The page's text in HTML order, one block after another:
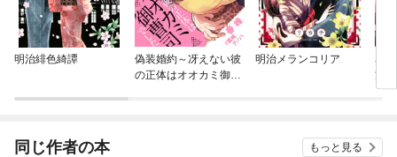
明治緋色綺譚
偽装婚約～冴えない彼
の正体はオオカミ御曹
明治メランコリア
名
方
に
同じ作者の本 もっと見る